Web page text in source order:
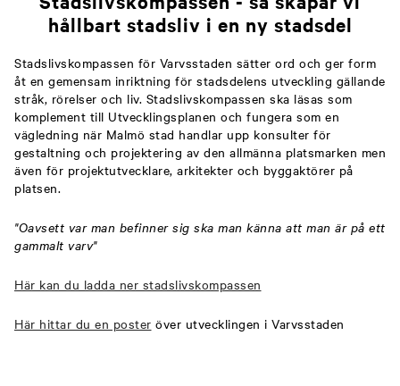
hållbart stadsliv i en ny stadsdel
Stadslivskompassen för Varvsstaden sätter ord och ger form
åt en gemensam inriktning för stadsdelens utveckling gällande
stråk, rörelser och liv. Stadslivskompassen ska läsas som
komplement till Utvecklingsplanen och fungera som en
vägledning när Malmö stad handlar upp konsulter för
gestaltning och projektering av den allmänna platsmarken men
även för projektutvecklare, arkitekter och byggaktörer på
platsen.
"Oavsett var man befinner sig ska man känna att man är på ett
gammalt varv"
Här kan du ladda ner stadslivskompassen
Här hittar du en poster över utvecklingen i Varvsstaden